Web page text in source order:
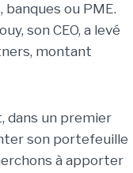
ou PME.
son CEO, a levé
montant
dans un premier
son portefeuille
à apporter